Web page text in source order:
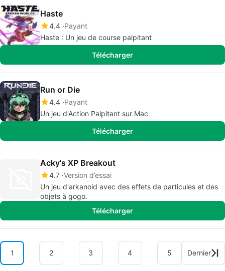
Haste
4.4 Payant
Haste : Un jeu de course palpitant
Télécharger
Run or Die
4.4 Payant
Un jeu d'Action Palpitant sur Mac
Télécharger
Acky's XP Breakout
4.7 Version d’essai
Un jeu d'arkanoid avec des effets de particules et des
objets à gogo.
Télécharger
1 2 3 4 5 Dernier